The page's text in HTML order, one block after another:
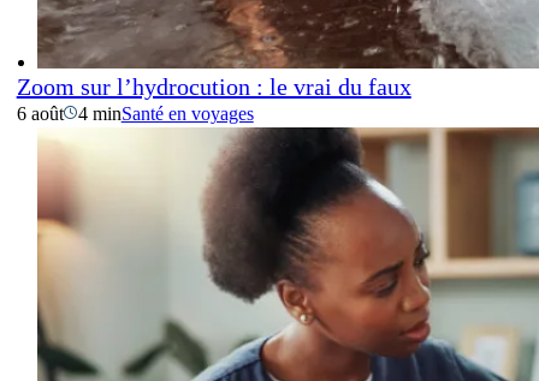
Zoom sur l’hydrocution : le vrai du faux
6 août 4 minSanté en voyages